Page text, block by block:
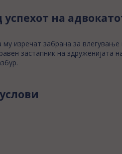
на
му изречат забрана за влегување
застапник на здруженијата